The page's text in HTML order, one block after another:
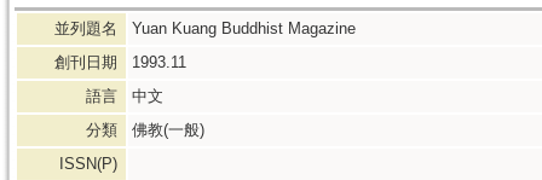
並列題名
Yuan Kuang Buddhist Magazine
創刊日期
1993.11
語言
中文
分類
佛教(一般)
ISSN(P)